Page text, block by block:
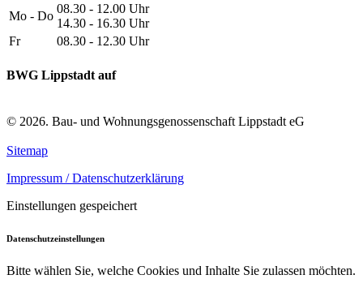
Mo - Do
08.30 - 12.00 Uhr
14.30 - 16.30 Uhr
Fr
08.30 - 12.30 Uhr
BWG Lippstadt auf
© 2026. Bau- und Wohnungsgenossenschaft Lippstadt eG
Sitemap
Impressum / Datenschutzerklärung
Einstellungen gespeichert
Datenschutzeinstellungen
Bitte wählen Sie, welche Cookies und Inhalte Sie zulassen möchten.